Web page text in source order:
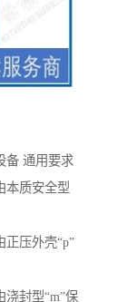
备 通用要求
本质安全型
正压外壳“p”
浇封型“m”保